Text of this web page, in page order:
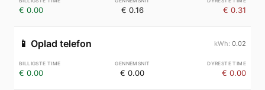
€ 0.00 € 0.16 € 0.31
📱 Oplad telefon 0.02
€ 0.00 € 0.00 € 0.00